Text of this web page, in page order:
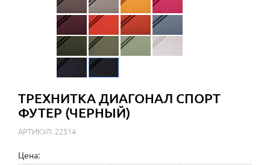
ТРЕХНИТКА ДИАГОНАЛ СПОРТ
ФУТЕР (ЧЕРНЫЙ)
АРТИКУЛ: 22514
Цена: